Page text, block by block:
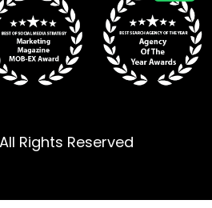
Rights Reserved